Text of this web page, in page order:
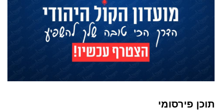
תוכן פירסומי